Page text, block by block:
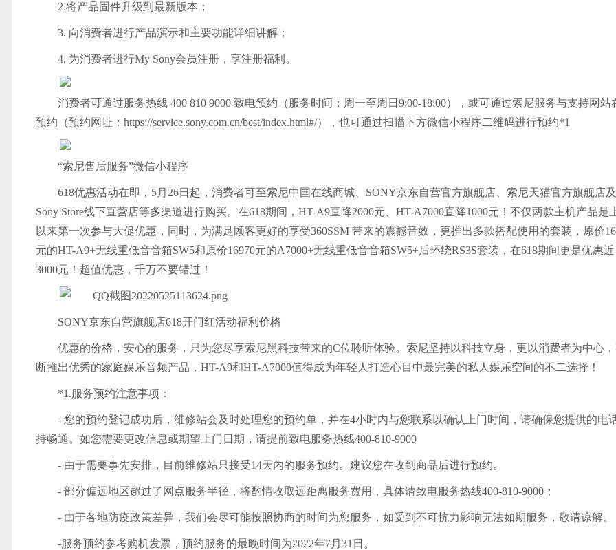
2.将产品固件升级到最新版本；
3. 向消费者进行产品演示和主要功能详细讲解；
4. 为消费者进行My Sony会员注册，享注册福利。
消费者可通过服务热线 400 810 9000 致电预约（服务时间：周一至周日9:00-18:00），或可通过索尼服务与支持网站
预约（预约网址：https://service.sony.com.cn/best/index.html#/），也可通过扫描下方微信小程序二维码进行预约*1
“索尼售后服务”微信小程序
618优惠活动在即，5月26日起，消费者可至索尼中国在线商城、SONY京东自营官方旗舰店、索尼天猫官方旗舰店及
Sony Store线下直营店等多渠道进行购买。在618期间，HT-A9直降2000元、HT-A7000直降1000元！不仅两款主机产品是
以来第一次参与大促优惠，同时，为满足顾客更好的享受360SSM 带来的震撼音效，更推出多款搭配使用的套装，原价
元的HT-A9+无线重低音音箱SW5和原价16970元的A7000+无线重低音音箱SW5+后环绕RS3S套装，在618期间更是优惠近
3000元！超值优惠，千万不要错过！
SONY京东自营旗舰店618开门红活动福利 价格
优惠的价格 ，安心的服务，只为您尽享索尼黑科技带来的C位聆听体验。索尼坚持以科技立身，更以消费者为中心
断推出优秀的家庭娱乐音频产品，HT-A9和HT-A7000值得成为年轻人打造心目中最完美的私人娱乐空间的不二选择！
*1.服务预约注意事项：
- 您的预约登记成功后，维修站会及时处理您的预约单，并在4小时内与您联系以确认上门时间，请确保您提供的电
持畅通。如您需要更改信息或期望上门日期，请提前致电服务热线400-810-9000
- 由于需要事先安排，目前维修站只接受14天内的服务预约。建议您在收到商品后进行预约。
- 部分偏远地区超过了网点服务半径，将酌情收取远距离服务费用，具体请致电服务热线400-810-9000；
- 由于各地防疫政策差异，我们会尽可能按照协商的时间为您服务，如受到不可抗力影响无法如期服务，敬请谅解。
-服务预约参考购机发票，预约服务的最晚时间为2022年7月31日。